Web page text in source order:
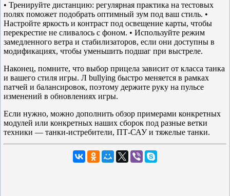
• Тренируйте дистанцию: регулярная практика на тестовых
полях поможет подобрать оптимный зум под ваш стиль. •
Настройте яркость и контраст под освещение карты, чтобы
перекрестие не сливалось с фоном. • Используйте режим
замедленного ветра и стабилизаторов, если они доступны в
модификациях, чтобы уменьшить подшаг при выстреле.
Наконец, помните, что выбор прицела зависит от класса танка
и вашего стиля игры. Л bullying быстро меняется в рамках
патчей и балансировок, поэтому держите руку на пульсе
изменений в обновлениях игры.
Если нужно, можно дополнить обзор примерами конкретных
модулей или конкретных наших сборок под разные ветки
техники — танки-истребители, ПТ-САУ и тяжелые танки.